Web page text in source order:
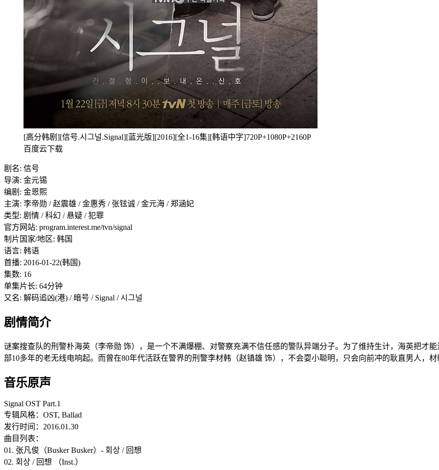
[高分韩剧][信号.시그널.Signal][蓝光版][2016][全1-16集][韩语中字]720P+1080P+2160P
百度云下载
剧名: 信号
导演: 金元锡
编剧: 金恩熙
主演: 李帝勋 / 赵震雄 / 金惠秀 / 张铉诚 / 金元海 / 郑涵妃
类型: 剧情 / 科幻 / 悬疑 / 犯罪
官方网站: program.interest.me/tvn/signal
制片国家/地区: 韩国
语言: 韩语
首播: 2016-01-22(韩国)
集数: 16
单集片长: 64分钟
又名: 解码追凶(港) / 暗号 / Signal / 시그널
剧情简介
谜案搜查队的刑警朴海英（李帝勋 饰），是一个不满爆棚、对警察充满不信任感的警队异端分子。为了维持生计，海英把才
部10多年的老无线电响起。而曾在80年代活跃在警界的刑警李材韩（赵镇雄 饰），不会耍小聪明，只会向前冲的耿直男人，
音乐原声
Signal OST Part.1
专辑风格：OST, Ballad
发行时间：2016.01.30
曲目列表：
01. 张凡俊（Busker Busker）- 회상 / 回想
02. 회상 / 回想 （Inst.）